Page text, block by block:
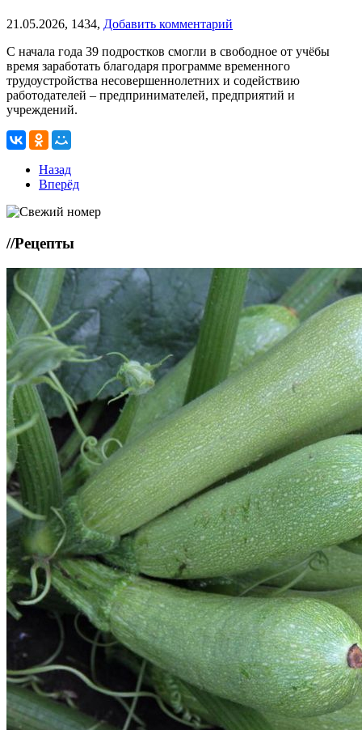
21.05.2026, 1434, Добавить комментарий
С начала года 39 подростков смогли в свободное от учёбы
время заработать благодаря программе временного
трудоустройства несовершеннолетних и содействию
работодателей – предпринимателей, предприятий и
учреждений.
Назад
Вперёд
//Рецепты